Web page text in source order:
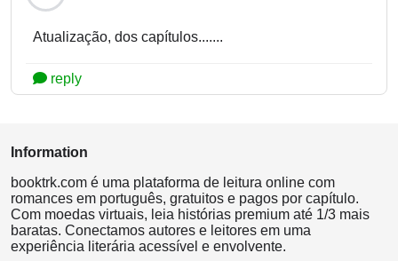
Atualização, dos capítulos.......
reply
Information
booktrk.com é uma plataforma de leitura online com
romances em português, gratuitos e pagos por capítulo.
Com moedas virtuais, leia histórias premium até 1/3 mais
baratas. Conectamos autores e leitores em uma
experiência literária acessível e envolvente.